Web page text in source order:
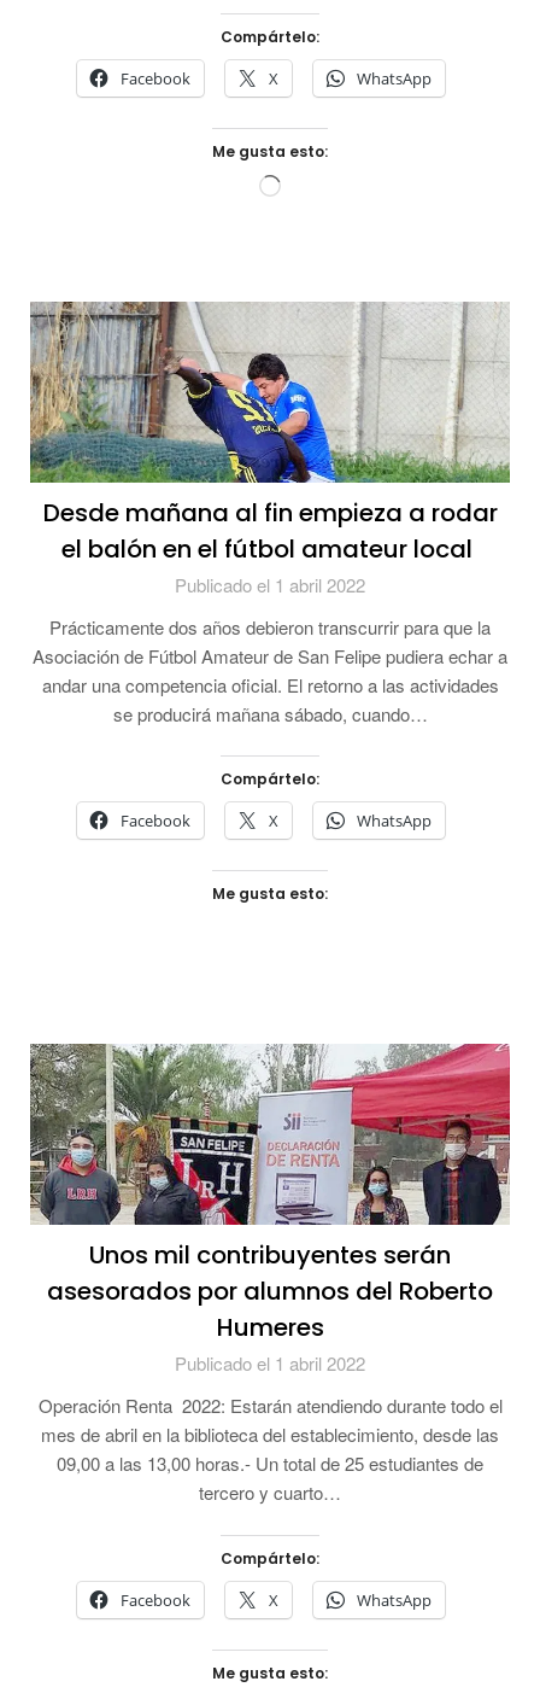
Compártelo:
Facebook X WhatsApp
Me gusta esto:
Cargando...
Desde mañana al fin empieza a rodar
el balón en el fútbol amateur local
Publicado el 1 abril 2022
Prácticamente dos años debieron transcurrir para que la
Asociación de Fútbol Amateur de San Felipe pudiera echar a
andar una competencia oficial. El retorno a las actividades
se producirá mañana sábado, cuando…
Compártelo:
Facebook X WhatsApp
Me gusta esto:
Unos mil contribuyentes serán
asesorados por alumnos del Roberto
Humeres
Publicado el 1 abril 2022
Operación Renta 2022: Estarán atendiendo durante todo el
mes de abril en la biblioteca del establecimiento, desde las
09,00 a las 13,00 horas.- Un total de 25 estudiantes de
tercero y cuarto…
Compártelo:
Facebook X WhatsApp
Me gusta esto: